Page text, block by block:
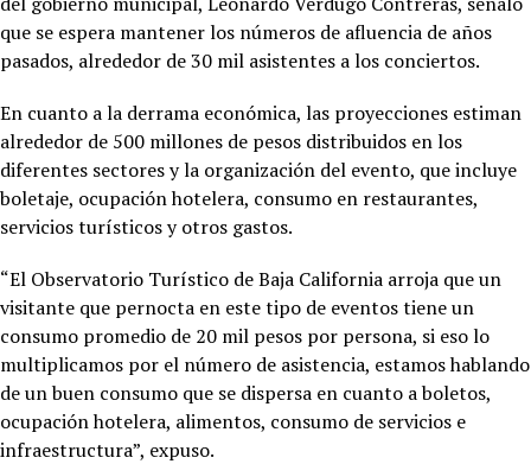
que se espera mantener los números de afluencia de años
pasados, alrededor de 30 mil asistentes a los conciertos.
En cuanto a la derrama económica, las proyecciones estiman
alrededor de 500 millones de pesos distribuidos en los
diferentes sectores y la organización del evento, que incluye
boletaje, ocupación hotelera, consumo en restaurantes,
servicios turísticos y otros gastos.
“El Observatorio Turístico de Baja California arroja que un
visitante que pernocta en este tipo de eventos tiene un
consumo promedio de 20 mil pesos por persona, si eso lo
multiplicamos por el número de asistencia, estamos hablando
de un buen consumo que se dispersa en cuanto a boletos,
ocupación hotelera, alimentos, consumo de servicios e
infraestructura”, expuso.